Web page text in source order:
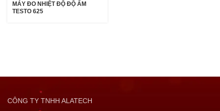
MÁY ĐO NHIỆT ĐỘ ĐỘ ẨM
TESTO 625
CÔNG TY TNHH ALATECH